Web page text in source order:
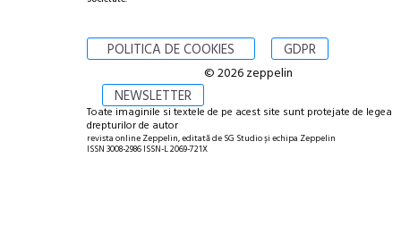
POLITICA DE COOKIES GDPR
NEWSLETTER
© 2026 zeppelin
Toate imaginile si textele de pe acest site sunt protejate de legea
drepturilor de autor
revista online Zeppelin, editată de SG Studio și echipa Zeppelin
ISSN 3008-2986 ISSN-L 2069-721X